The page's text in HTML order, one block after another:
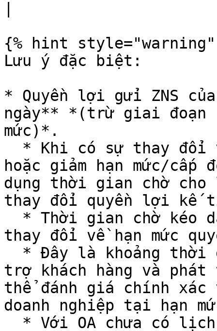
{% hint style="warning"
Lưu ý đặc biệt:
* Quyền lợi gửi ZNS
ngày** *(trừ giai đoạn
mức)*.
hoặc giảm hạn mức/
dụng thời gian chờ
thay đổi quyền lợi kế
thay đổi về hạn mức
trợ khách hàng và phát
thể đánh giá chính xác
doanh nghiệp tại hạn